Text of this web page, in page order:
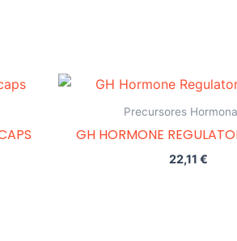
Precursores
GH HORMONE
22,11 €